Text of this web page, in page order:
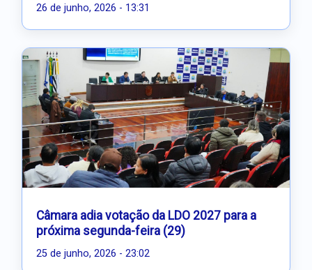
26 de junho, 2026 - 13:31
Câmara adia votação da LDO 2027 para a
próxima segunda-feira (29)
25 de junho, 2026 - 23:02